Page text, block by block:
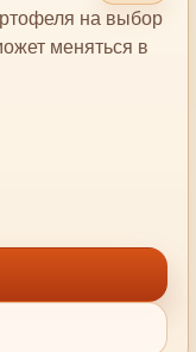
на выбор
меняться в